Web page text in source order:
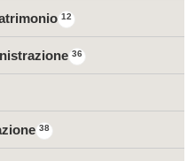
12
36
38